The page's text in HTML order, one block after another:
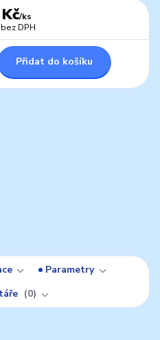
/ks
bez DPH
Přidat do košíku
Parametry
0